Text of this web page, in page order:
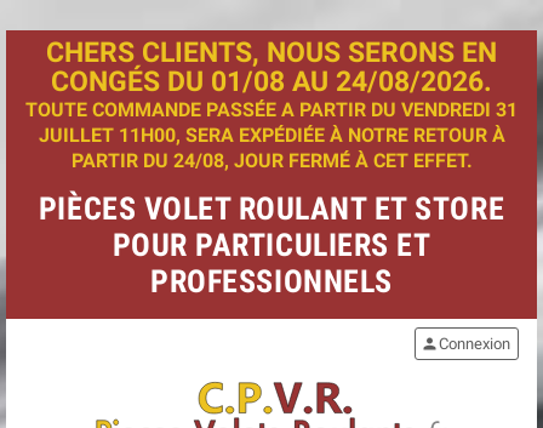
CHERS CLIENTS, NOUS SERONS EN
CONGÉS DU 01/08 AU 24/08/2026.
TOUTE COMMANDE PASSÉE A PARTIR DU VENDREDI 31
JUILLET 11H00, SERA EXPÉDIÉE À NOTRE RETOUR À
PARTIR DU 24/08, JOUR FERMÉ À CET EFFET.
PIÈCES VOLET ROULANT ET STORE
POUR PARTICULIERS ET
PROFESSIONNELS
personConnexion